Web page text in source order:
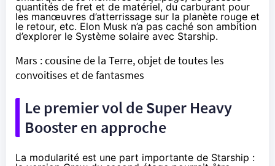
quantités de fret et de matériel, du carburant pour
les manœuvres d’atterrissage sur la planète rouge et
le retour, etc. Elon Musk n’a pas caché son ambition
d’explorer le Système solaire avec Starship.
Mars : cousine de la Terre, objet de toutes les
convoitises et de fantasmes
Le premier vol de Super Heavy
Booster en approche
La modularité est une part importante de Starship :